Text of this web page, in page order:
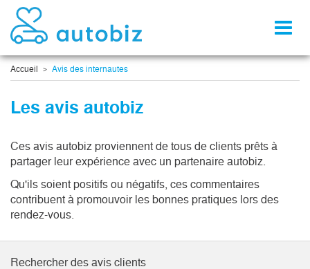
Accueil Avis des internautes
Les avis autobiz
Ces avis autobiz proviennent de tous de clients prêts à
partager leur expérience avec un partenaire autobiz.
Qu'ils soient positifs ou négatifs, ces commentaires
contribuent à promouvoir les bonnes pratiques lors des
rendez-vous.
Rechercher des avis clients